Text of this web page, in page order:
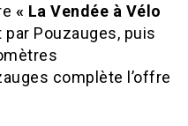
« La Vendée à Vélo
par Pouzauges, puis
complète l’offre